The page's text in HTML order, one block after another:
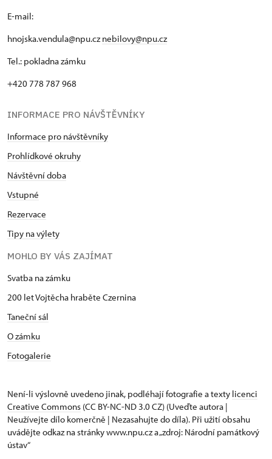
E-mail:
hnojska.vendula@npu.cznebilovy@npu.cz
Tel.: pokladna zámku
+420 778 787 968
INFORMACE PRO NÁVŠTĚVNÍKY
Informace pro návštěvníky
Prohlídkové okruhy
Návštěvní doba
Vstupné
Rezervace
Tipy na výlety
MOHLO BY VÁS ZAJÍMAT
Svatba na zámku
200 let Vojtěcha hraběte Czernina
Taneční sál
O zámku
Fotogalerie
Není-li výslovně uvedeno jinak, podléhají fotografie a texty licenci
Creative Commons (CC BY-NC-ND 3.0 CZ) (Uveďte autora |
Neužívejte dílo komerčně | Nezasahujte do díla). Při užití obsahu
uvádějte odkaz na stránky www.npu.cz a „zdroj: Národní památkový
ústav“